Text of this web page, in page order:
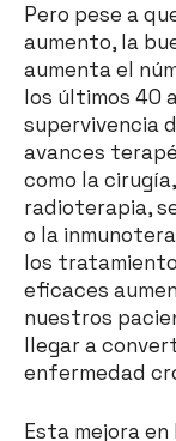
Pero pese a
aumento, la
aumenta el
los últimos 40
supervivencia
avances
como la
radioterapia,
o la
los
eficaces
nuestros
llegar a
enfermedad
Esta mejora